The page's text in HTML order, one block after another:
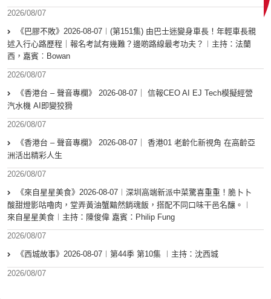
2026/08/07
《巴膠不敗》2026-08-07︱(第151集) 由巴士迷變身車長！年輕車長親
述入行心路歷程｜報名考試有幾難？邊啲路線最考功夫？︱主持：法蘭
西，嘉賓︰Bowan
2026/08/07
《香港台 – 聲音專欄》 2026-08-07｜ 信報CEO AI EJ Tech模擬經營
汽水機 AI即變狡猾
2026/08/07
《香港台 – 聲音專欄》 2026-08-07｜ 香港01 老齡化新視角 在高齡亞
洲活出精彩人生
2026/08/07
《來自星星美食》2026-08-07︱深圳高端新派中菜驚喜重重！脆卜卜
酸甜燈影咕嚕肉，堂弄黃油蟹黯然銷魂飯，搭配不同口味干邑名釀。︱
來自星星美食︱主持：陳俊偉 嘉賓：Philip Fung
2026/08/07
《西城故事》2026-08-07︱第44季 第10集 ︱主持：沈西城
2026/08/07